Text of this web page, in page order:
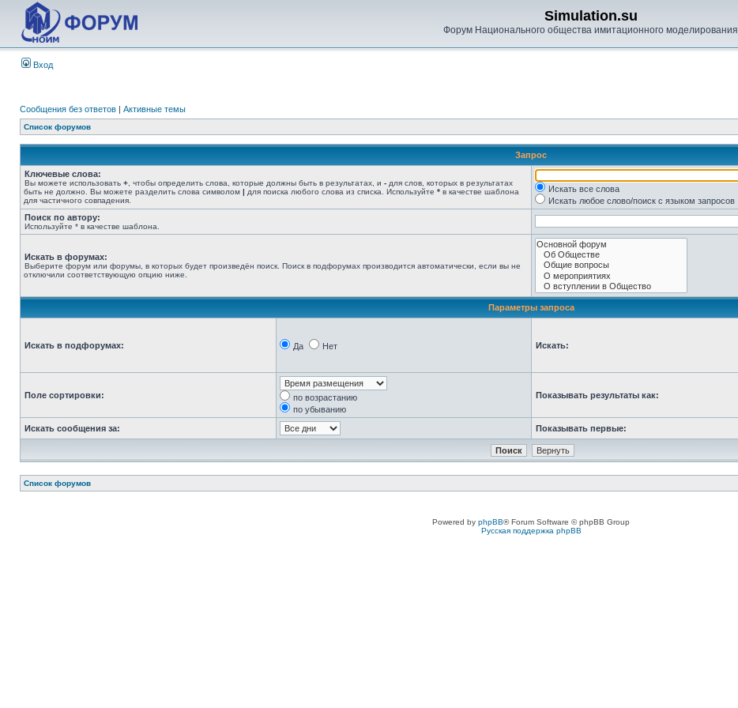
Simulation.su
Форум Национального общества имитационного моделирования
Вход
Сообщения без ответов | Активные темы
Список форумов
Запрос
Ключевые слова:
Вы можете использовать + , чтобы определить слова, которые должны быть в результатах, и - для слов, которых в результатах
быть не должно. Вы можете разделить слова символом | для поиска любого слова из списка. Используйте * в качестве шаблона
для частичного совпадения.
Искать все слова
Искать любое слово/поиск с языком запросов
Поиск по автору:
Используйте * в качестве шаблона.
Искать в форумах:
Выберите форум или форумы, в которых будет произведён поиск. Поиск в подфорумах производится автоматически, если вы не
отключили соответствующую опцию ниже.
Параметры запроса
Искать в подфорумах: Да Нет Искать:
Поле сортировки:
по возрастанию
по убыванию
Показывать результаты как:
Искать сообщения за: Показывать первые:
Список форумов
Powered by phpBB® Forum Software © phpBB Group
Русская поддержка phpBB